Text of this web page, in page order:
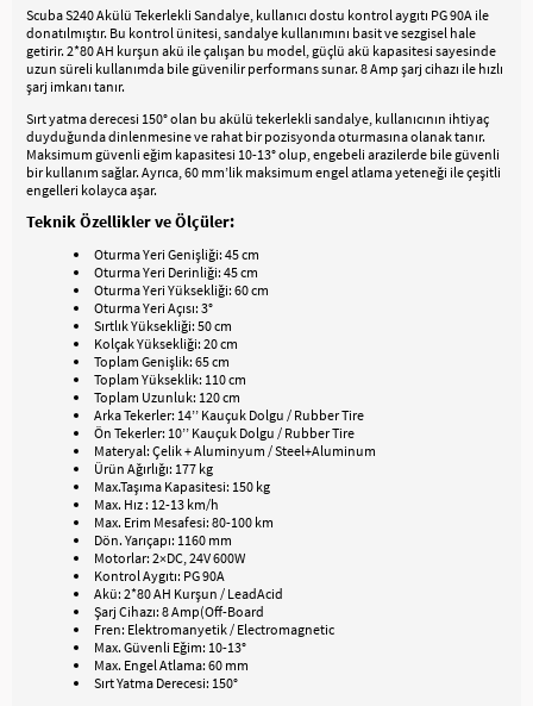
Scuba S240 Akülü Tekerlekli Sandalye, kullanıcı dostu kontrol aygıtı PG 90A ile
donatılmıştır. Bu kontrol ünitesi, sandalye kullanımını basit ve sezgisel hale
getirir. 2*80 AH kurşun akü ile çalışan bu model, güçlü akü kapasitesi sayesinde
uzun süreli kullanımda bile güvenilir performans sunar. 8 Amp şarj cihazı ile hızlı
şarj imkanı tanır.
Sırt yatma derecesi 150° olan bu akülü tekerlekli sandalye, kullanıcının ihtiyaç
duyduğunda dinlenmesine ve rahat bir pozisyonda oturmasına olanak tanır.
Maksimum güvenli eğim kapasitesi 10-13° olup, engebeli arazilerde bile güvenli
bir kullanım sağlar. Ayrıca, 60 mm’lik maksimum engel atlama yeteneği ile çeşitli
engelleri kolayca aşar.
Teknik Özellikler ve Ölçüler:
Oturma Yeri Genişliği: 45 cm
Oturma Yeri Derinliği: 45 cm
Oturma Yeri Yüksekliği: 60 cm
Oturma Yeri Açısı: 3°
Sırtlık Yüksekliği: 50 cm
Kolçak Yüksekliği: 20 cm
Toplam Genişlik: 65 cm
Toplam Yükseklik: 110 cm
Toplam Uzunluk: 120 cm
Arka Tekerler: 14’’ Kauçuk Dolgu / Rubber Tire
Ön Tekerler: 10’’ Kauçuk Dolgu / Rubber Tire
Materyal: Çelik + Aluminyum / Steel+Aluminum
Ürün Ağırlığı: 177 kg
Max.Taşıma Kapasitesi: 150 kg
Max. Hız : 12-13 km/h
Max. Erim Mesafesi: 80-100 km
Dön. Yarıçapı: 1160 mm
Motorlar: 2×DC, 24V 600W
Kontrol Aygıtı: PG 90A
Akü: 2*80 AH Kurşun / LeadAcid
Şarj Cihazı: 8 Amp(Off-Board
Fren: Elektromanyetik / Electromagnetic
Max. Güvenli Eğim: 10-13°
Max. Engel Atlama: 60 mm
Sırt Yatma Derecesi: 150°